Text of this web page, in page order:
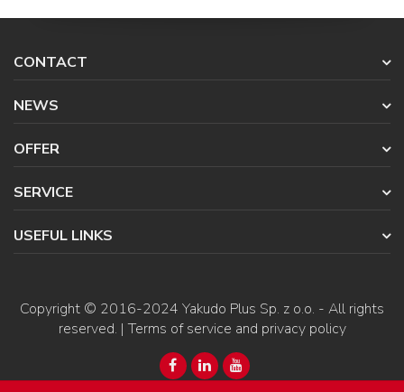
CONTACT
NEWS
OFFER
SERVICE
USEFUL LINKS
Copyright © 2016-2024 Yakudo Plus Sp. z o.o. - All rights
reserved. |Terms of service and privacy policy